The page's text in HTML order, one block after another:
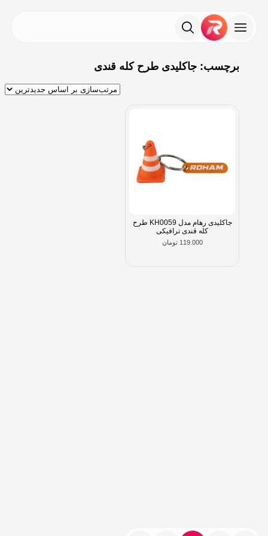
برچسب: جاکلیدی طرح کله قندی
جاکلیدی رهام مدل KH0059 طرح
کله قندی ترافیکی
119.000 تومان